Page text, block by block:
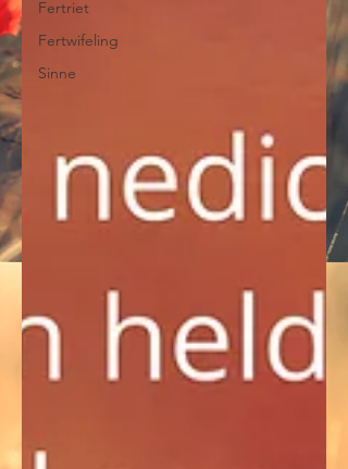
Fertriet
Fertwifeling
Sinne